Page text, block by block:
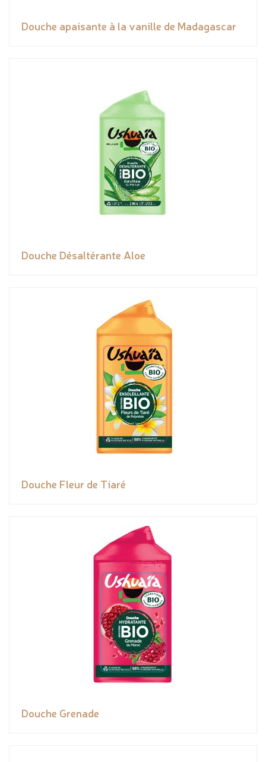
Douche apaisante à la vanille de Madagascar
Douche Désaltérante Aloe
Douche Fleur de Tiaré
Douche Grenade